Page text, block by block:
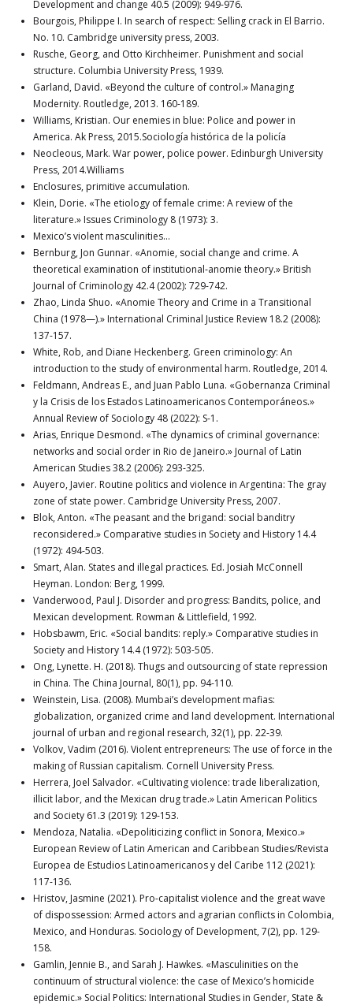
Development and change 40.5 (2009): 949-976.
Bourgois, Philippe I. In search of respect: Selling crack in El Barrio.
No. 10. Cambridge university press, 2003.
Rusche, Georg, and Otto Kirchheimer. Punishment and social
structure. Columbia University Press, 1939.
Garland, David. «Beyond the culture of control.» Managing
Modernity. Routledge, 2013. 160-189.
Williams, Kristian. Our enemies in blue: Police and power in
America. Ak Press, 2015.Sociología histórica de la policía
Neocleous, Mark. War power, police power. Edinburgh University
Press, 2014.Williams
Enclosures, primitive accumulation.
Klein, Dorie. «The etiology of female crime: A review of the
literature.» Issues Criminology 8 (1973): 3.
Mexico’s violent masculinities…
Bernburg, Jon Gunnar. «Anomie, social change and crime. A
theoretical examination of institutional‐anomie theory.» British
Journal of Criminology 42.4 (2002): 729-742.
Zhao, Linda Shuo. «Anomie Theory and Crime in a Transitional
China (1978—).» International Criminal Justice Review 18.2 (2008):
137-157.
White, Rob, and Diane Heckenberg. Green criminology: An
introduction to the study of environmental harm. Routledge, 2014.
Feldmann, Andreas E., and Juan Pablo Luna. «Gobernanza Criminal
y la Crisis de los Estados Latinoamericanos Contemporáneos.»
Annual Review of Sociology 48 (2022): S-1.
Arias, Enrique Desmond. «The dynamics of criminal governance:
networks and social order in Rio de Janeiro.» Journal of Latin
American Studies 38.2 (2006): 293-325.
Auyero, Javier. Routine politics and violence in Argentina: The gray
zone of state power. Cambridge University Press, 2007.
Blok, Anton. «The peasant and the brigand: social banditry
reconsidered.» Comparative studies in Society and History 14.4
(1972): 494-503.
Smart, Alan. States and illegal practices. Ed. Josiah McConnell
Heyman. London: Berg, 1999.
Vanderwood, Paul J. Disorder and progress: Bandits, police, and
Mexican development. Rowman & Littlefield, 1992.
Hobsbawm, Eric. «Social bandits: reply.» Comparative studies in
Society and History 14.4 (1972): 503-505.
Ong, Lynette. H. (2018). Thugs and outsourcing of state repression
in China. The China Journal, 80(1), pp. 94-110.
Weinstein, Lisa. (2008). Mumbai’s development mafias:
globalization, organized crime and land development. International
journal of urban and regional research, 32(1), pp. 22-39.
Volkov, Vadim (2016). Violent entrepreneurs: The use of force in the
making of Russian capitalism. Cornell University Press.
Herrera, Joel Salvador. «Cultivating violence: trade liberalization,
illicit labor, and the Mexican drug trade.» Latin American Politics
and Society 61.3 (2019): 129-153.
Mendoza, Natalia. «Depoliticizing conflict in Sonora, Mexico.»
European Review of Latin American and Caribbean Studies/Revista
Europea de Estudios Latinoamericanos y del Caribe 112 (2021):
117-136.
Hristov, Jasmine (2021). Pro-capitalist violence and the great wave
of dispossession: Armed actors and agrarian conflicts in Colombia,
Mexico, and Honduras. Sociology of Development, 7(2), pp. 129-
158.
Gamlin, Jennie B., and Sarah J. Hawkes. «Masculinities on the
continuum of structural violence: the case of Mexico’s homicide
epidemic.» Social Politics: International Studies in Gender, State &